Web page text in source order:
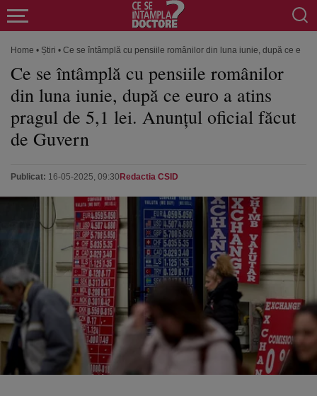
Home • Știri • Ce se întâmplă cu pensiile românilor din luna iunie, după ce
Ce se întâmplă cu pensiile românilor
din luna iunie, după ce euro a atins
pragul de 5,1 lei. Anunțul oficial făcut
de Guvern
Publicat: 16-05-2025, 09:30 Redactia CSID